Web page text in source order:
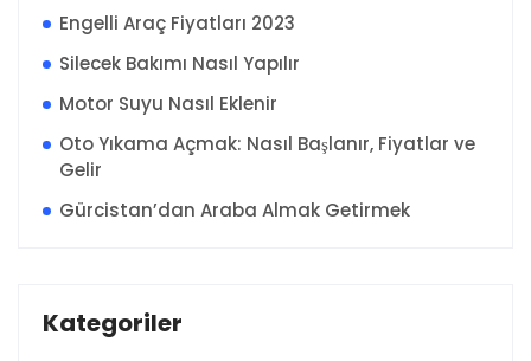
Engelli Araç Fiyatları 2023
Silecek Bakımı Nasıl Yapılır
Motor Suyu Nasıl Eklenir
Oto Yıkama Açmak: Nasıl Başlanır, Fiyatlar ve
Gelir
Gürcistan’dan Araba Almak Getirmek
Kategoriler